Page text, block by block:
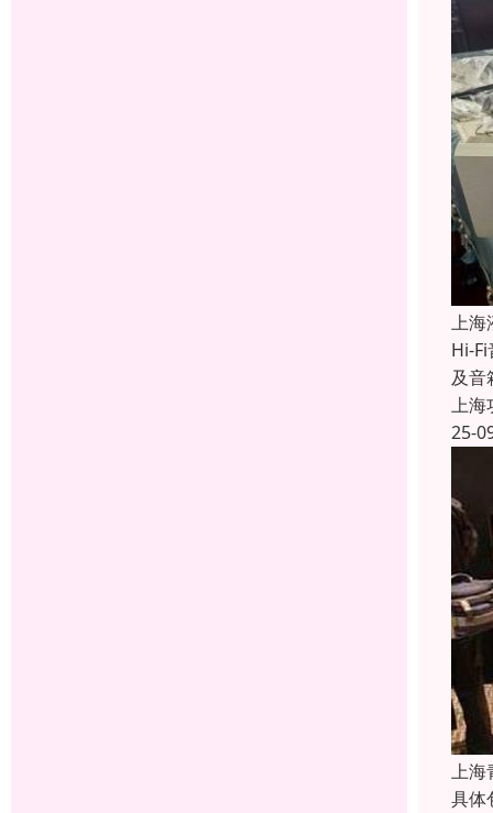
上海
Hi-
及音
上海
25-
上海
具体